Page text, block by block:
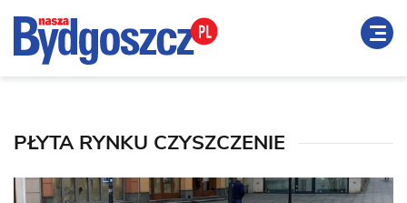
PŁYTA RYNKU CZYSZCZENIE